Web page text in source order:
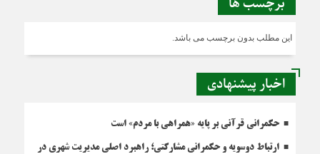
برچسب ها
این مطلب بدون برچسب می باشد.
اخبار پیشنهادی
حکمرانی قرآنی بر پایه «همراهی با مردم» است
ارتباط دوسویه و حکمرانی مشارکتی؛ راهبرد اصلی مدیریت شهری در